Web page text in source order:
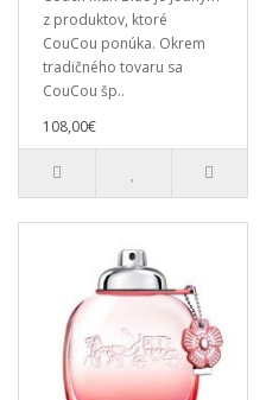
z produktov, ktoré
CouCou ponúka. Okrem
tradičného tovaru sa
CouCou šp..
108,00€